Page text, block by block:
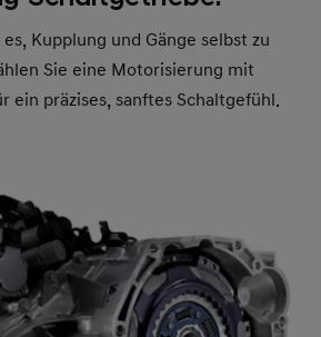
Kupplung und Gänge selbst zu
Sie eine Motorisierung mit
ein präzises, sanftes Schaltgefühl.